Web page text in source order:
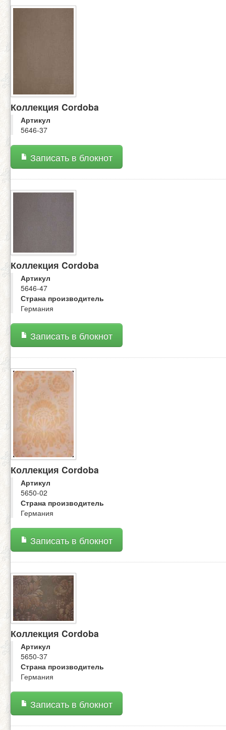
Коллекция Cordoba
Артикул
5646-37
Записать в блокнот
Коллекция Cordoba
Артикул
5646-47
Страна производитель
Германия
Записать в блокнот
Коллекция Cordoba
Артикул
5650-02
Страна производитель
Германия
Записать в блокнот
Коллекция Cordoba
Артикул
5650-37
Страна производитель
Германия
Записать в блокнот